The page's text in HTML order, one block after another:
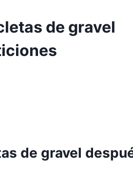
de gravel
de gravel